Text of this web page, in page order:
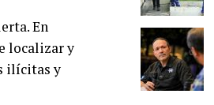
En
localizar y
ilícitas y